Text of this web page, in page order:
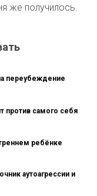
же получилось.
переубеждение
против самого себя
ребёнке
аутоагрессии и